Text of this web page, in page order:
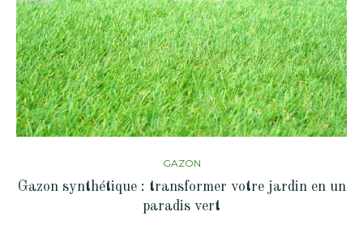
GAZON
Gazon synthétique : transformer votre jardin en un
paradis vert